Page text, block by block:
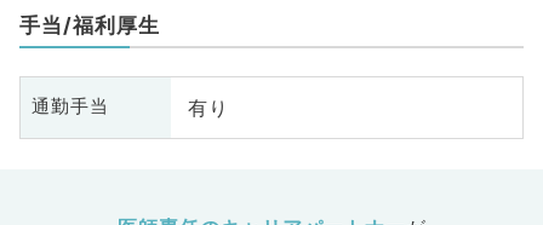
手当/福利厚生
通勤手当 有り